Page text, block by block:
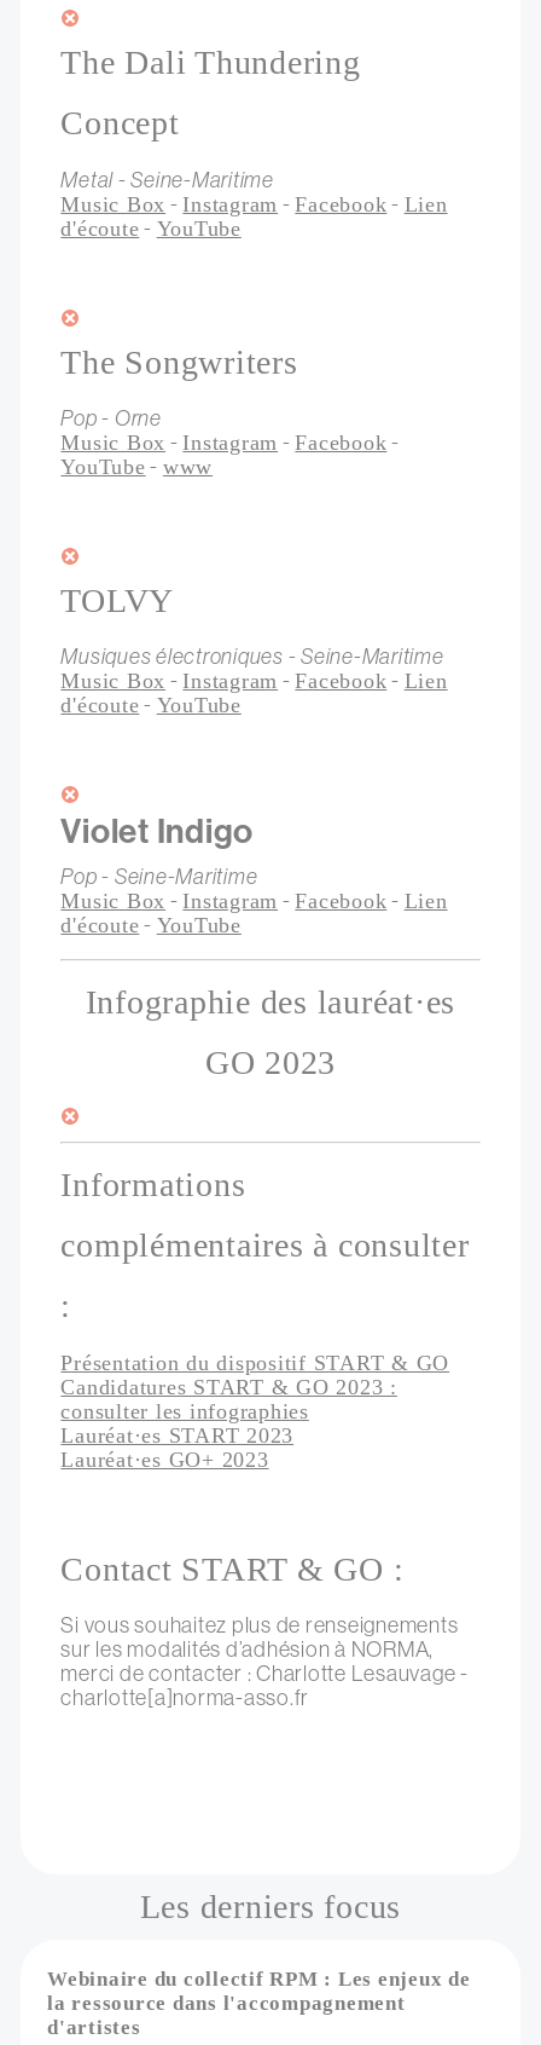
The Dali Thundering
Concept
Metal - Seine-Maritime
Music Box - Instagram -Facebook - Lien
d'écoute - YouTube
The Songwriters
Pop - Orne
Music Box - Instagram -Facebook -
YouTube - www
TOLVY
Musiques électroniques - Seine-Maritime
Music Box - Instagram -Facebook - Lien
d'écoute - YouTube
Violet Indigo
Pop - Seine-Maritime
Music Box - Instagram -Facebook - Lien
d'écoute - YouTube
Infographie des lauréat·es
GO 2023
Informations
complémentaires à consulter
:
Présentation du dispositif START & GO
Candidatures START & GO 2023 :
consulter les infographies
Lauréat·es START 2023
Lauréat·es GO+ 2023
Contact START & GO :
Si vous souhaitez plus de renseignements
sur les modalités d’adhésion à NORMA,
merci de contacter : Charlotte Lesauvage -
charlotte[a]norma-asso.fr
Les derniers focus
Webinaire du collectif RPM : Les enjeux de
la ressource dans l'accompagnement
d'artistes